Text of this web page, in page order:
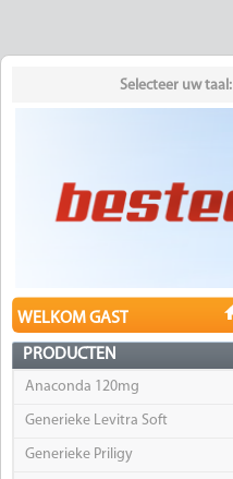
Selecteer uw taal:
WELKOM GAST
PRODUCTEN
Anaconda 120mg
Generieke Levitra Soft
Generieke Priligy